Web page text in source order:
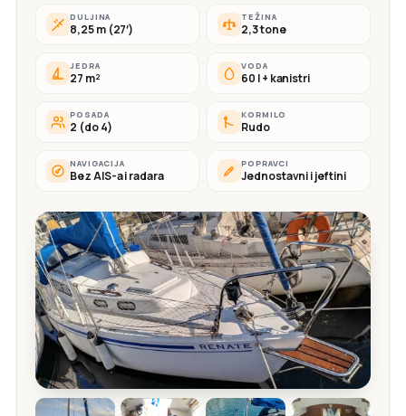
DULJINA
8,25 m (27′)
TEŽINA
2,3 tone
JEDRA
27 m²
VODA
60 l + kanistri
POSADA
2 (do 4)
KORMILO
Rudo
NAVIGACIJA
Bez AIS-a i radara
POPRAVCI
Jednostavni i jeftini